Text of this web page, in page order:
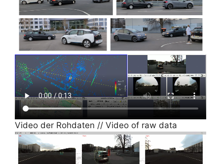
Video der Rohdaten // Video of raw data